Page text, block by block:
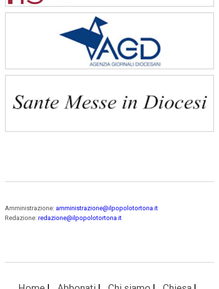
Amministrazione: amministrazione@ilpopolotortona.it
Redazione: redazione@ilpopolotortona.it